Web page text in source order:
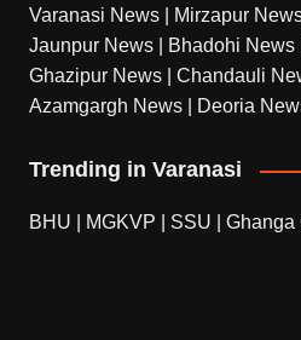
Varanasi News Mirzapur
Jaunpur News
Bhadohi News
Ghazipur News
Chandauli
Azamgargh News
Deoria
Trending in Varanasi
BHU MGKVP SSU Ghanga